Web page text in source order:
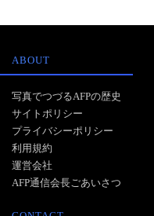
ABOUT
写真でつづるAFPの歴史
サイトポリシー
プライバシーポリシー
利用規約
運営会社
AFP通信会長ごあいさつ